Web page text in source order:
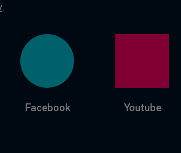
.
Facebook Youtube